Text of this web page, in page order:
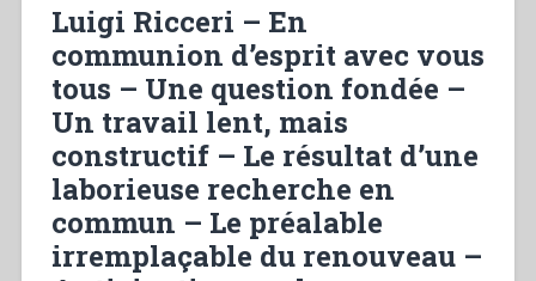
reasonable
demand
–
Slow
but
constructive
work
–
Assiduous
common
Luigi Ricceri – En
communion d’esprit avec vous
tous – Une question fondée –
Un travail lent, mais
constructif – Le résultat d’une
laborieuse recherche en
commun – Le préalable
irremplaçable du renouveau –